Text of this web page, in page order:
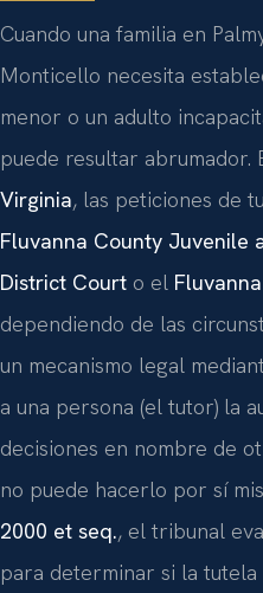
Cuando una familia en
Monticello necesita
menor o un adulto
puede resultar abrumador.
Virginia, las peticiones de
Fluvanna County Juvenile
District Court o el
dependiendo de las
un mecanismo legal
a una persona (el tutor) la
decisiones en nombre de
no puede hacerlo por sí
2000 et seq., el tribunal
para determinar si la